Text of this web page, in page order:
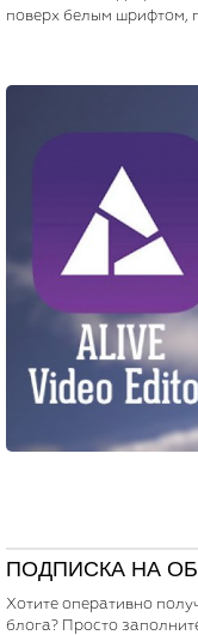
поверх белым шрифтом,
ПОДПИСКА НА
Хотите оперативно
блога? Просто